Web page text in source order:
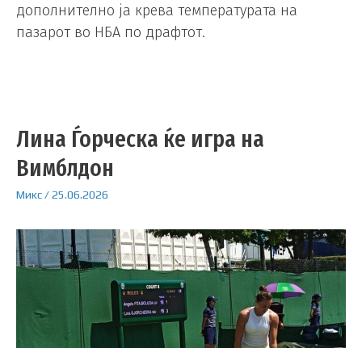
дополнително ја крева температурата на
пазарот во НБА по драфтот.
Лина Ѓорческа ќе игра на
Вимблдон
Микс/25.06.2026